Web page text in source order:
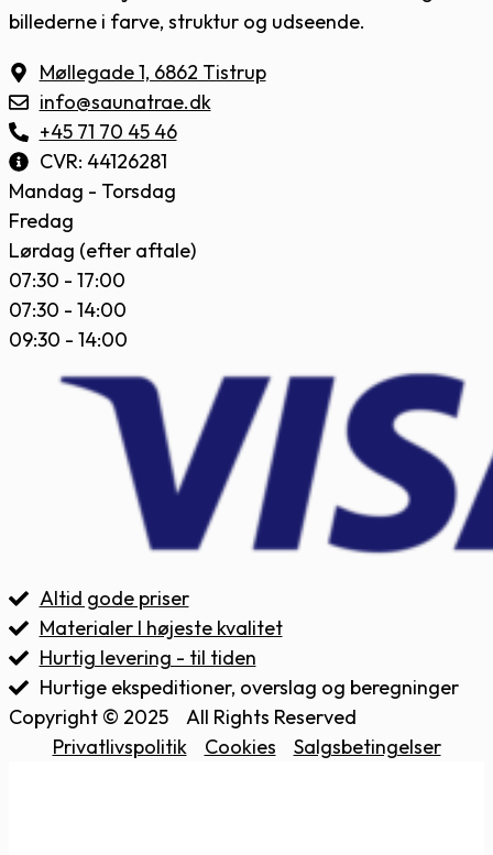
billederne i farve, struktur og udseende.
Møllegade 1, 6862 Tistrup
info@saunatrae.dk
+45 71 70 45 46
CVR: 44126281
Mandag - Torsdag
Fredag
Lørdag (efter aftale)
07:30 - 17:00
07:30 - 14:00
09:30 - 14:00
Altid gode priser
Materialer I højeste kvalitet
Hurtig levering - til tiden
Hurtige ekspeditioner, overslag og beregninger
Copyright © 2025
All Rights Reserved
Privatlivspolitik
Cookies Salgsbetingelser